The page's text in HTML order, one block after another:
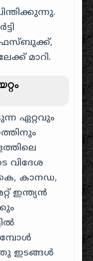
മാറി.
ഏറ്റവും
വിദേശ
കാനഡ,
ഇന്ത്യൻ
ഇടങ്ങൾ